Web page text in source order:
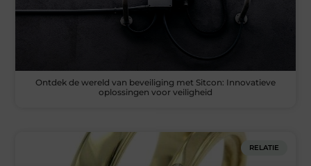
Ontdek de wereld van beveiliging met Sitcon: Innovatieve
oplossingen voor veiligheid
RELATIE